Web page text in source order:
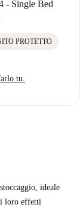
- Single Bed
PROTETTO
tu.
ideale
i loro effetti